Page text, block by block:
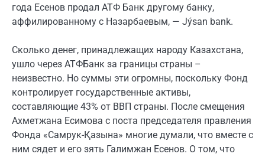
года Есенов продал АТФ Банк другому банку,
аффилированному с Назарбаевым, — Jýsan bank.
Сколько денег, принадлежащих народу Казахстана,
ушло через АТФБанк за границы страны –
неизвестно. Но суммы эти огромны, поскольку Фонд
контролирует государственные активы,
составляющие 43% от ВВП страны. После смещения
Ахметжана Есимова с поста председателя правления
Фонда «Самрук-Қазына» многие думали, что вместе с
ним сядет и его зять Галимжан Есенов. О том, что